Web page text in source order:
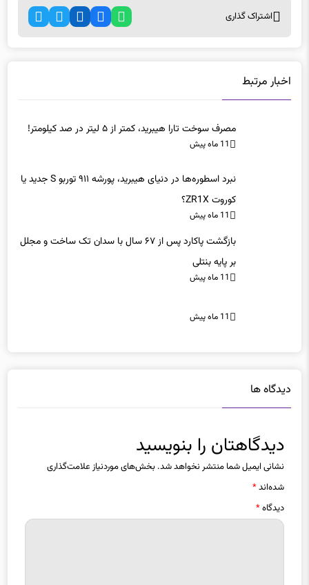
کوروت ZR1X؟
بر پایه بنتلی
11 ماه پیش
نشانی ایمیل شما منتشر نخواهد شد.بخش‌های موردنیاز علامت‌گذاری
شده‌اند*
دیدگاه*